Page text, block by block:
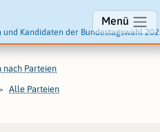
Kandidaten der Bundestagswahl
Menü
nach Parteien
Alle Parteien